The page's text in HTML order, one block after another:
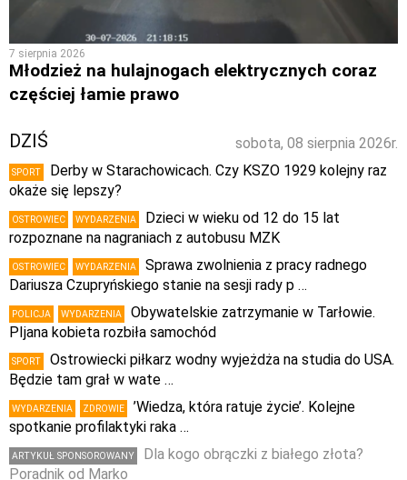
7 sierpnia 2026
Młodzież na hulajnogach elektrycznych coraz
częściej łamie prawo
sobota, 08 sierpnia 2026r.
DZIŚ
SPORT
Derby w Starachowicach. Czy KSZO 1929 kolejny raz
okaże się lepszy?
OSTROWIEC WYDARZENIA
Dzieci w wieku od 12 do 15 lat
rozpoznane na nagraniach z autobusu MZK
OSTROWIEC WYDARZENIA
Sprawa zwolnienia z pracy radnego
Dariusza Czupryńskiego stanie na sesji rady p …
POLICJA WYDARZENIA
Obywatelskie zatrzymanie w Tarłowie.
PIjana kobieta rozbiła samochód
SPORT
Ostrowiecki piłkarz wodny wyjeżdża na studia do USA.
Będzie tam grał w wate …
WYDARZENIA ZDROWIE
’Wiedza, która ratuje życie’. Kolejne
spotkanie profilaktyki raka …
ARTYKUŁ SPONSOROWANY
Dla kogo obrączki z białego złota?
Poradnik od Marko